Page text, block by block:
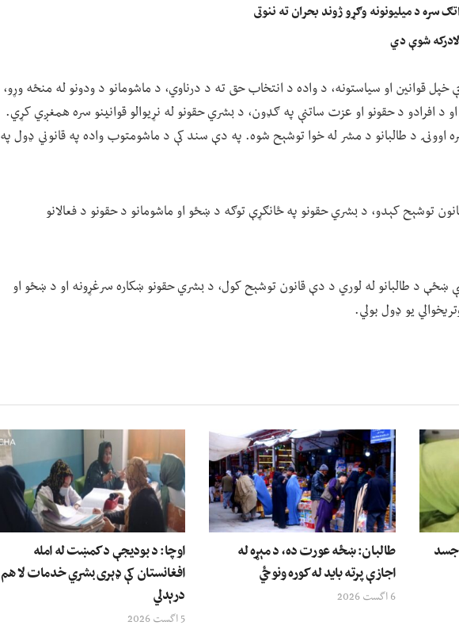
سره د میلیونونه وګړو ژوند بحران ته ننوتی
شوې دي
قوانین او سیاستونه، د واده د انتخاب حق ته د درناوي، د ماشومانو د ودونو له منځه وړو،
افرادو د حقونو او عزت ساتنې په ګډون، د بشري حقونو له نړیوالو قوانینو سره همغږي کړي.
اوونۍ د طالبانو د مشر له خوا توشېح شوه. په دې سند کې د ماشومتوب واده په قانوني ډول په
توشېح کېدو، د بشري حقونو په ځانګړې توګه د ښځو او ماشومانو د حقونو د فعالانو
ښځې د طالبانو له لوري د دې قانون توشېح کول، د بشري حقونو ښکاره سرغړونه او د ښځو او
یو ډول بولي.
نجلۍ جسد
طالبان: ښځه عورت ده، د مېړه له
اجازې پرته باید له کوره ونوځي
6 اگست 2026
اوچا: د بودیجې د کمښت له امله
افغانستان کې ډېری بشري خدمات لا هم
درېدلي
5 اگست 2026